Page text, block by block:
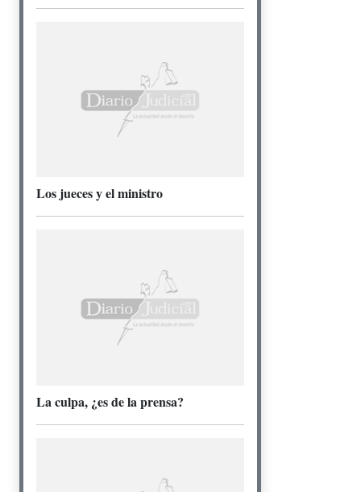
Los jueces y el ministro
La culpa, ¿es de la prensa?